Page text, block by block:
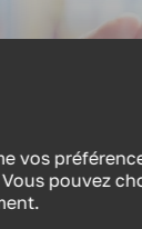
vos
pouvez